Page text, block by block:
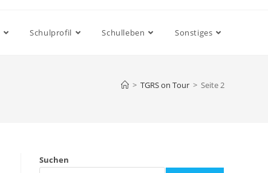
Schulprofil Schulleben Sonstiges
> TGRS on Tour > Seite 2
Suchen